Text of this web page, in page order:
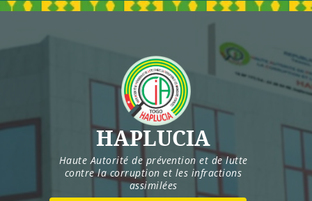
Skip
content
HAPLUCIA
Haute Autorité de prévention et de lutte
contre la corruption et les infractions
assimilées